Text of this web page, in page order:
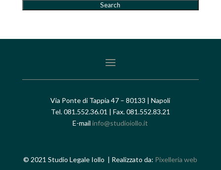
Search
Via Ponte di Tappia 47 – 80133 | Napoli
Tel. 081.552.36.01 | Fax. 081.552.83.21
E-mailinfo@studioiollo.it
© 2021 Studio Legale Iollo | Realizzato da: Pixelleria web